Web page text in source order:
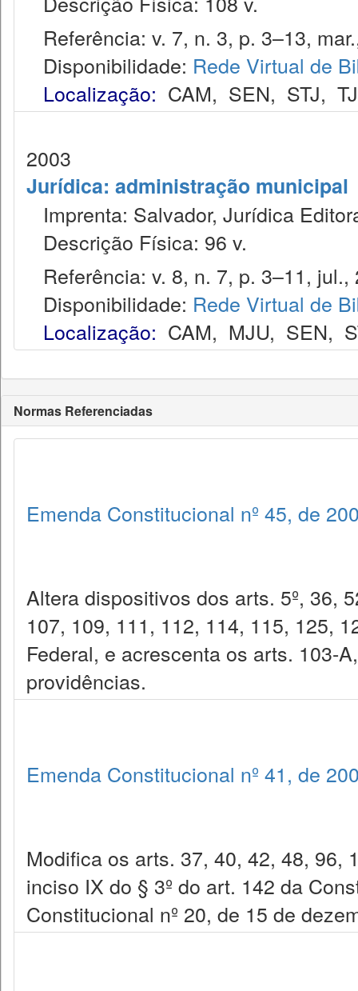
Referência: v. 7, n. 3, p. 3–13,
Disponibilidade: Rede Virtual de
Localização: CAM, SEN, STJ,
2003
Jurídica: administração municipal
Imprenta: Salvador, Jurídica
Descrição Física: 96 v.
Referência: v. 8, n. 7, p. 3–11, jul.,
Disponibilidade: Rede Virtual de
Localização: CAM, MJU, SEN,
Normas Referenciadas
Emenda Constitucional nº 45, de
Altera dispositivos dos arts. 5º, 36,
107, 109, 111, 112, 114, 115, 125,
Federal, e acrescenta os arts. 103-
providências.
Emenda Constitucional nº 41, de
Modifica os arts. 37, 40, 42, 48, 96,
inciso IX do § 3º do art. 142 da
Constitucional nº 20, de 15 de